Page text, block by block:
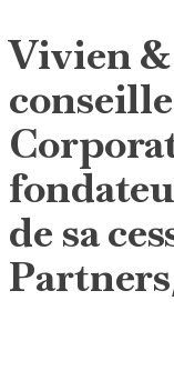
Vivien &
de sa